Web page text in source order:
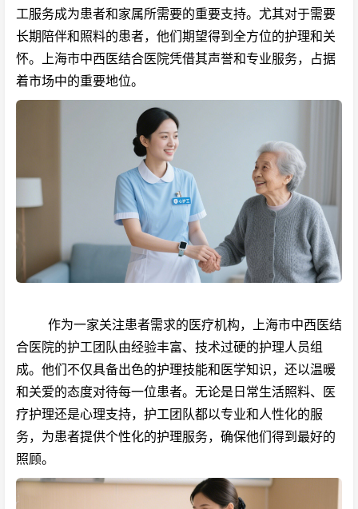
工服务成为患者和家属所需要的重要支持。尤其对于需要
长期陪伴和照料的患者，他们期望得到全方位的护理和关
怀。上海市中西医结合医院凭借其声誉和专业服务，占据
着市场中的重要地位。
作为一家关注患者需求的医疗机构，上海市中西医结
合医院的护工团队由经验丰富、技术过硬的护理人员组
成。他们不仅具备出色的护理技能和医学知识，还以温暖
和关爱的态度对待每一位患者。无论是日常生活照料、医
疗护理还是心理支持，护工团队都以专业和人性化的服
务，为患者提供个性化的护理服务，确保他们得到最好的
照顾。